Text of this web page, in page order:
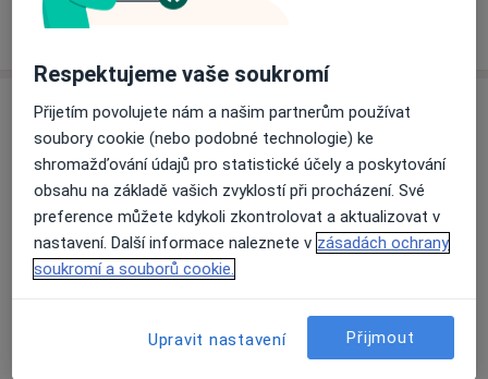
Služby a ceník služeb
Bělení zubů
Detaily
Ošetření zubního kazu
Detaily
Respektujeme vaše soukromí
Přijetím povolujete nám a našim partnerům používat
soubory cookie (nebo podobné technologie) ke
shromažďování údajů pro statistické účely a poskytování
obsahu na základě vašich zvyklostí při procházení. Své
preference můžete kdykoli zkontrolovat a aktualizovat v
nastavení. Další informace naleznete v zásadách ochrany
soukromí a souborů cookie.
Upravit nastavení Přijmout